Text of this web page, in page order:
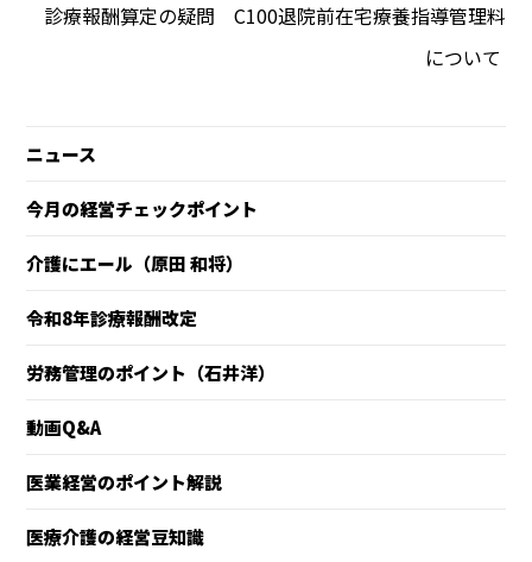
診療報酬算定の疑問 C100退院前在宅療養指導管理料
について
ニュース
今月の経営チェックポイント
介護にエール（原田 和将）
令和8年診療報酬改定
労務管理のポイント（石井洋）
動画Q&A
医業経営のポイント解説
医療介護の経営豆知識